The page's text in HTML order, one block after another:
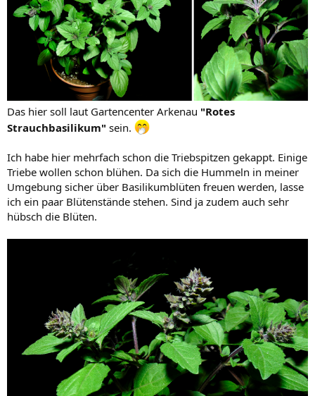
Das hier soll laut Gartencenter Arkenau "Rotes
Strauchbasilikum" sein.
Ich habe hier mehrfach schon die Triebspitzen gekappt. Einige
Triebe wollen schon blühen. Da sich die Hummeln in meiner
Umgebung sicher über Basilikumblüten freuen werden, lasse
ich ein paar Blütenstände stehen. Sind ja zudem auch sehr
hübsch die Blüten.